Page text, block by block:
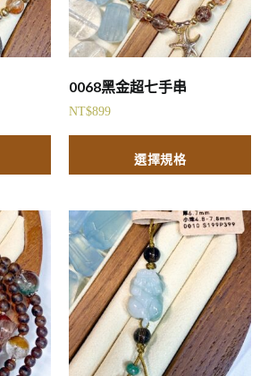
0068黑金超七手串
NT$899
選擇規格